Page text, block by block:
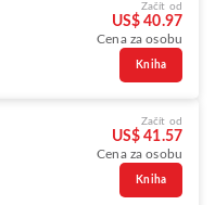
Začít od
US$ 40.97
Cena za osobu
Kniha
Začít od
US$ 41.57
Cena za osobu
Kniha